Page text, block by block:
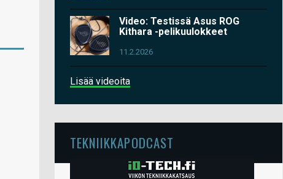
Video: Testissä Asus ROG
Kithara -pelikuulokkeet
11.2.2026
Lisää videoita
TEKNIIKKAPODCAST